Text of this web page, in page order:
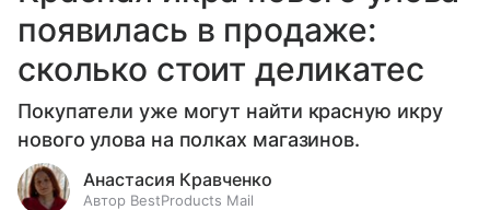
появилась в продаже:
сколько стоит деликатес
Покупатели уже могут найти красную икру
нового улова на полках магазинов.
Анастасия Кравченко
Автор BestProducts Mail